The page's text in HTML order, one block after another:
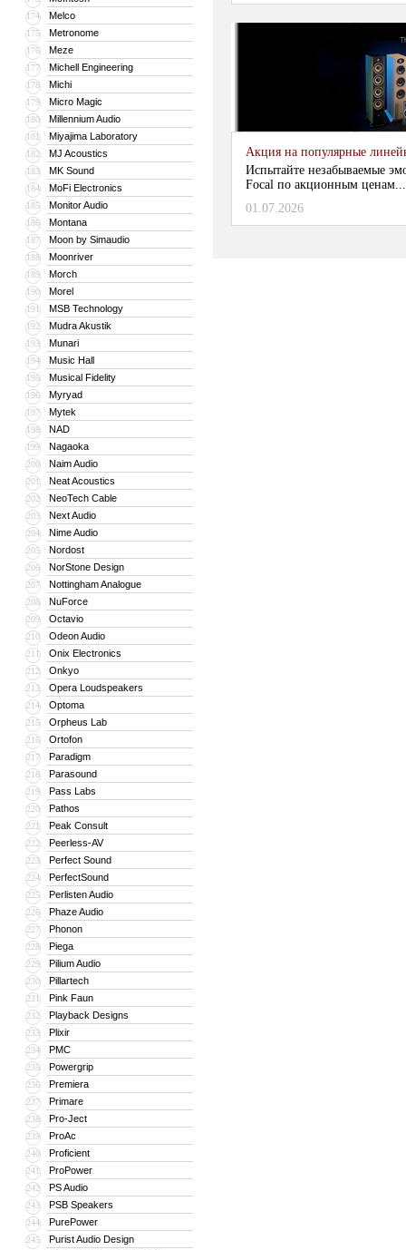
174 Melco
175 Metronome
176 Meze
177 Michell Engineering
178 Michi
179 Micro Magic
180 Millennium Audio
181 Miyajima Laboratory
182 MJ Acoustics
183 MK Sound
184 MoFi Electronics
185 Monitor Audio
186 Montana
187 Moon by Simaudio
188 Moonriver
189 Morch
190 Morel
191 MSB Technology
192 Mudra Akustik
193 Munari
194 Music Hall
195 Musical Fidelity
196 Myryad
197 Mytek
198 NAD
199 Nagaoka
200 Naim Audio
201 Neat Acoustics
202 NeoTech Cable
203 Next Audio
204 Nime Audio
205 Nordost
206 NorStone Design
207 Nottingham Analogue
208 NuForce
209 Octavio
210 Odeon Audio
211 Onix Electronics
212 Onkyo
213 Opera Loudspeakers
214 Optoma
215 Orpheus Lab
216 Ortofon
217 Paradigm
218 Parasound
219 Pass Labs
220 Pathos
221 Peak Consult
222 Peerless-AV
223 Perfect Sound
224 PerfectSound
225 Perlisten Audio
226 Phaze Audio
227 Phonon
228 Piega
229 Pilium Audio
230 Pillartech
231 Pink Faun
232 Playback Designs
233 Plixir
234 PMC
235 Powergrip
236 Premiera
237 Primare
238 Pro-Ject
239 ProAc
240 Proficient
241 ProPower
242 PS Audio
243 PSB Speakers
244 PurePower
245 Purist Audio Design
Акция на популярные
Испытайте незабываемые
Focal по акционным
01.07.2026